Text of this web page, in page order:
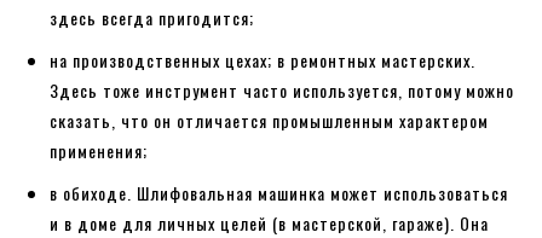
здесь всегда пригодится;
на производственных цехах; в ремонтных мастерских.
Здесь тоже инструмент часто используется, потому можно
сказать, что он отличается промышленным характером
применения;
в обиходе. Шлифовальная машинка может использоваться
и в доме для личных целей (в мастерской, гараже). Она